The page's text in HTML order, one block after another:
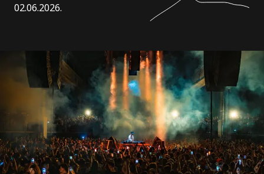
02.06.2026.